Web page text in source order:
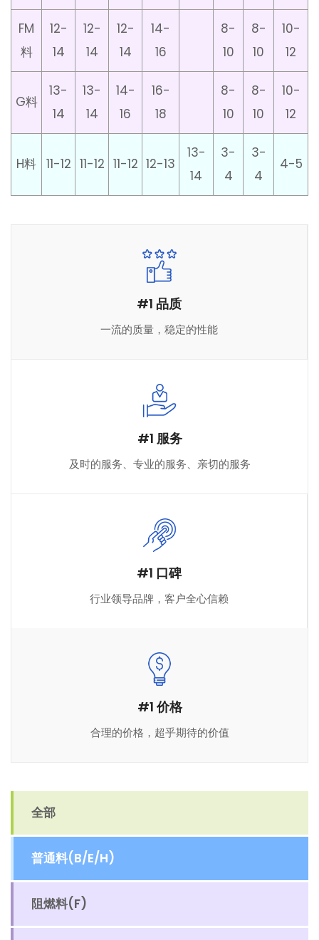
FM
料
12-
14
12-
14
12-
14
14-
16
8-
10
8-
10
10-
12
G料
13-
14
13-
14
14-
16
16-
18
8-
10
8-
10
10-
12
H料 11-12 11-12 11-12 12-13
13-
14
3-
4
3-
4
4-5
#1 品质
一流的质量，稳定的性能
#1 服务
及时的服务、专业的服务、亲切的服务
#1 口碑
行业领导品牌，客户全心信赖
#1 价格
合理的价格，超乎期待的价值
全部
普通料(B/E/H)
阻燃料(F)